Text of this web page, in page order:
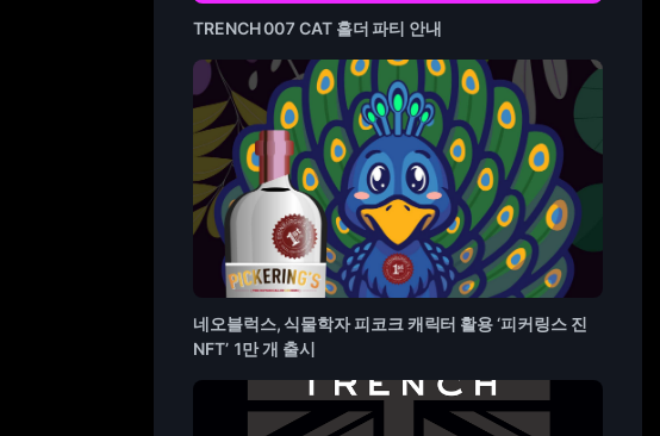
TRENCH 007 CAT 홀더 파티 안내
네오블럭스, 식물학자 피코크 캐릭터 활용 ‘피커링스 진
NFT’ 1만 개 출시